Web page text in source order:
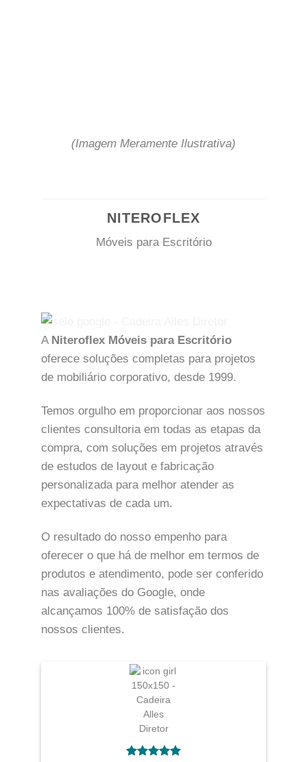
(Imagem Meramente Ilustrativa)
NITEROFLEX
Móveis para Escritório
A Niteroflex Móveis para Escritório
oferece soluções completas para projetos
de mobiliário corporativo, desde 1999.
Temos orgulho em proporcionar aos nossos
clientes consultoria em todas as etapas da
compra, com soluções em projetos através
de estudos de layout e fabricação
personalizada para melhor atender as
expectativas de cada um.
O resultado do nosso empenho para
oferecer o que há de melhor em termos de
produtos e atendimento, pode ser conferido
nas avaliações do Google, onde
alcançamos 100% de satisfação dos
nossos clientes.